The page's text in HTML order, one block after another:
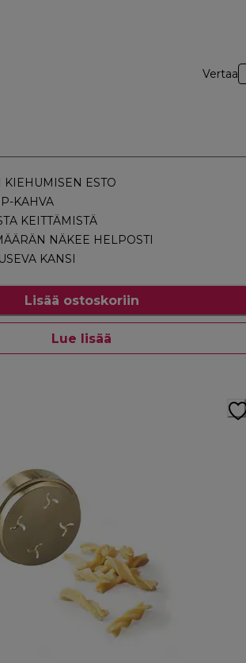
Vertaa
KIEHUMISEN ESTO
KAHVA
KEITTÄMISTÄ
NÄKEE HELPOSTI
KANSI
Lisää ostoskoriin
Lue lisää